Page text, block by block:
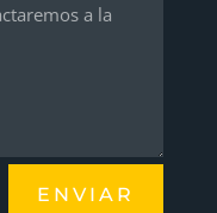
ENVIAR